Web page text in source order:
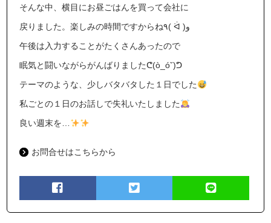
そんな中、横目にお昼ごはんを買って会社に
戻りました。楽しみの時間ですからね٩( ᐛ )و
午後は入力することがたくさんあったので
眠気と闘いながらがんばりましたᕦ(ò_óˇ)ᕤ
テーマのような、少しバタバタした１日でした
私ごとの１日のお話しで失礼いたしました
良い週末を…
お問合せはこちらから